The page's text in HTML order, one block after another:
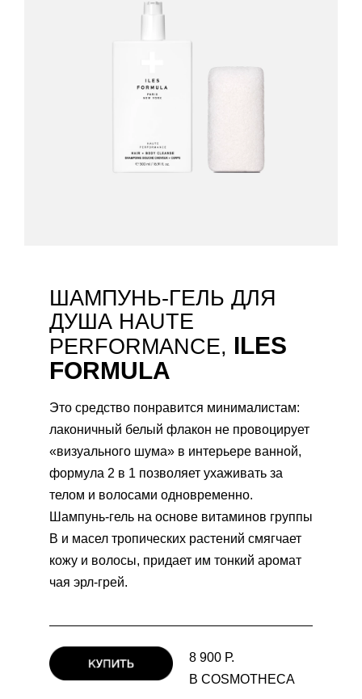
ШАМПУНЬ-ГЕЛЬ ДЛЯ
ДУША HAUTE
PERFORMANCE, ILES
FORMULA
Это средство понравится минималистам:
лаконичный белый флакон не провоцирует
«визуального шума» в интерьере ванной,
формула 2 в 1 позволяет ухаживать за
телом и волосами одновременно.
Шампунь-гель на основе витаминов группы
В и масел тропических растений смягчает
кожу и волосы, придает им тонкий аромат
чая эрл-грей.
8 900 Р.
В COSMOTHECA